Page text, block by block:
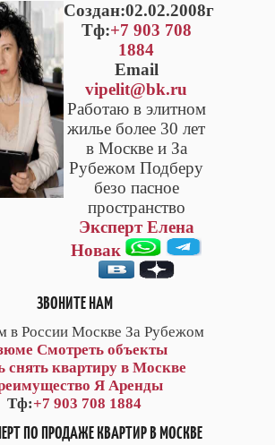
Cоздан:02.02.2008г
Тф:+7 903 708
1884
Email
vipelit@bk.ru
Работаю в элитном
жилье более 30 лет
в Москве и За
Рубежом Подберу
безо пасное
пространство
Эксперт Елена
Новак
ЗВОНИТЕ НАМ
в России Москве За Рубежом
Смотреть объекты
снять квартиру в Москве
Я Аренды
Тф:+7 903 708 1884
ПО ПРОДАЖЕ КВАРТИР В МОСКВЕ